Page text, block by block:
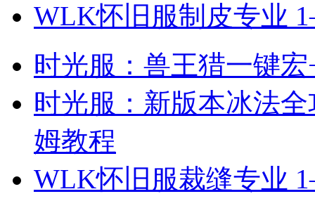
WLK怀旧服制皮专业
时光服：兽王猎一键
时光服：新版本冰法
姆教程
WLK怀旧服裁缝专业